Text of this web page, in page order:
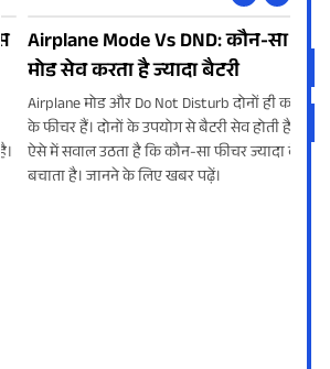
Airplane Mode Vs DND: कौन-सा
मोड सेव करता है ज्यादा बैटरी
Airplane मोड और Do Not Disturb दोनों ही काम
के फीचर हैं। दोनों के उपयोग से बैटरी सेव होती है।
ऐसे में सवाल उठता है कि कौन-सा फीचर ज्यादा बैटरी
बचाता है। जानने के लिए खबर पढ़ें।